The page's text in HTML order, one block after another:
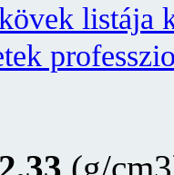
listája
(g/